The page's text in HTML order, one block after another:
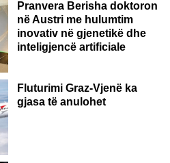
Pranvera Berisha doktoron
në Austri me hulumtim
inovativ në gjenetikë dhe
inteligjencë artificiale
Fluturimi Graz-Vjenë ka
gjasa të anulohet